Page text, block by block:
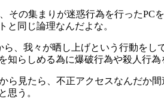
その集まりが迷惑行為を行ったPC
と同じ論理なんだよな。
ら、我々が晒し上げという行動を
知らしめる為に爆破行為や殺人行為
ら見たら、不正アクセスなんだか
思う。